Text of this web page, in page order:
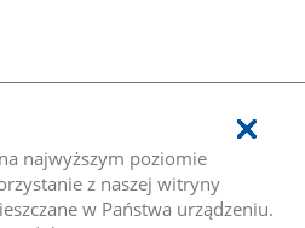
najwyższym poziomie
z naszej witryny
w Państwa urządzeniu.